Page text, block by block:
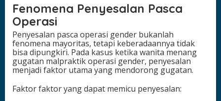
Fenomena Penyesalan Pasca
Operasi
Penyesalan pasca operasi gender bukanlah
fenomena mayoritas, tetapi keberadaannya tidak
bisa dipungkiri. Pada kasus ketika wanita menang
gugatan malpraktik operasi gender, penyesalan
menjadi faktor utama yang mendorong gugatan.
Faktor faktor yang dapat memicu penyesalan: